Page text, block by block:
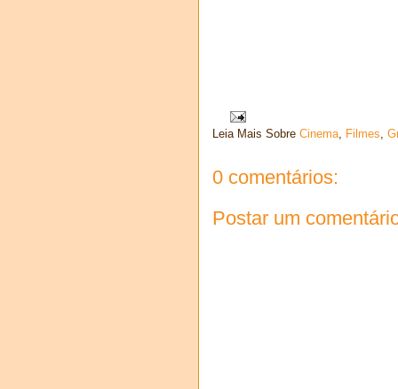
Leia Mais Sobre Cinema, Filmes,
0 comentários:
Postar um